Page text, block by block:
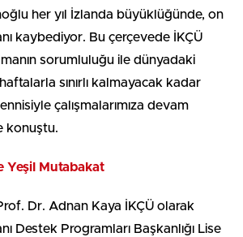
her yıl İzlanda büyüklüğünde, on
kaybediyor. Bu çerçevede İKÇÜ
sorumluluğu ile dünyadaki
sınırlı kalmayacak kadar
çalışmalarımıza devam
konuştu.
Yeşil Mutabakat
Dr. Adnan Kaya İKÇÜ olarak
Destek Programları Başkanlığı Lise